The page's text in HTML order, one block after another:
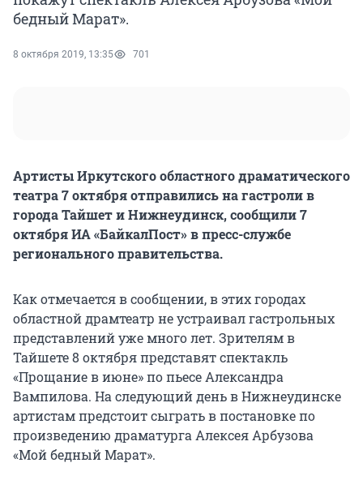
бедный Марат».
8 октября 2019, 13:35 701
Артисты Иркутского областного драматического
театра 7 октября отправились на гастроли в
города Тайшет и Нижнеудинск, сообщили 7
октября ИА «БайкалПост» в пресс-службе
регионального правительства.
Как отмечается в сообщении, в этих городах
областной драмтеатр не устраивал гастрольных
представлений уже много лет. Зрителям в
Тайшете 8 октября представят спектакль
«Прощание в июне» по пьесе Александра
Вампилова. На следующий день в Нижнеудинске
артистам предстоит сыграть в постановке по
произведению драматурга Алексея Арбузова
«Мой бедный Марат».